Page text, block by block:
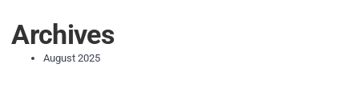
Archives
August 2025